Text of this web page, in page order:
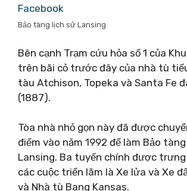
Facebook
Bảo tàng lịch sử Lansing
Bên cạnh Trạm cứu hỏa số 1 của
trên bãi cỏ trước đây của nhà tù
tàu Atchison, Topeka và Santa Fe
(1887).
Tòa nhà nhỏ gọn này đã được
điểm vào năm 1992 để làm Bảo
Lansing. Ba tuyến chính được
các cuộc triển lãm là Xe lửa và Xe
và Nhà tù Bang Kansas.